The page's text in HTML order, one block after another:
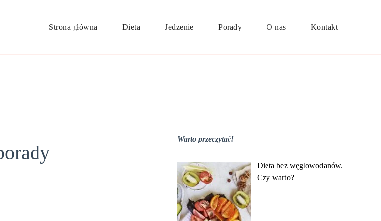
Strona główna Dieta Jedzenie Porady O nas Kontakt
Warto przeczytać!
Dieta bez węglowodanów.
Czy warto?